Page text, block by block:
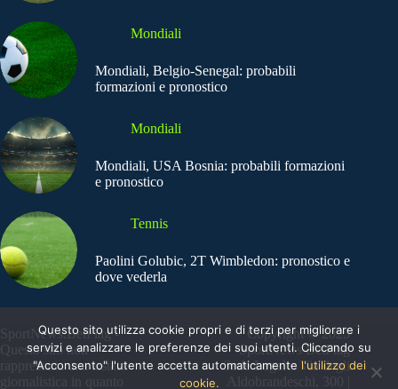
Mondiali
Mondiali, Belgio-Senegal: probabili
formazioni e pronostico
Mondiali
Mondiali, USA Bosnia: probabili formazioni
e pronostico
Tennis
Paolini Golubic, 2T Wimbledon: pronostico e
dove vederla
SportNews.BetFlag -
Questo sito non
rappresenta una testata
giornalistica in quanto
Copyright © 2025
SportNews BetFlag
Sede Legale: Via degli
Aldobrandeschi, 300 |
Questo sito utilizza cookie propri e di terzi per migliorare i
servizi e analizzare le preferenze dei suoi utenti. Cliccando su
"Acconsento" l'utente accetta automaticamente l'utilizzo dei
cookie.